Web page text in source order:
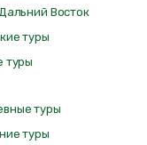
Восток
туры
туры
туры
туры